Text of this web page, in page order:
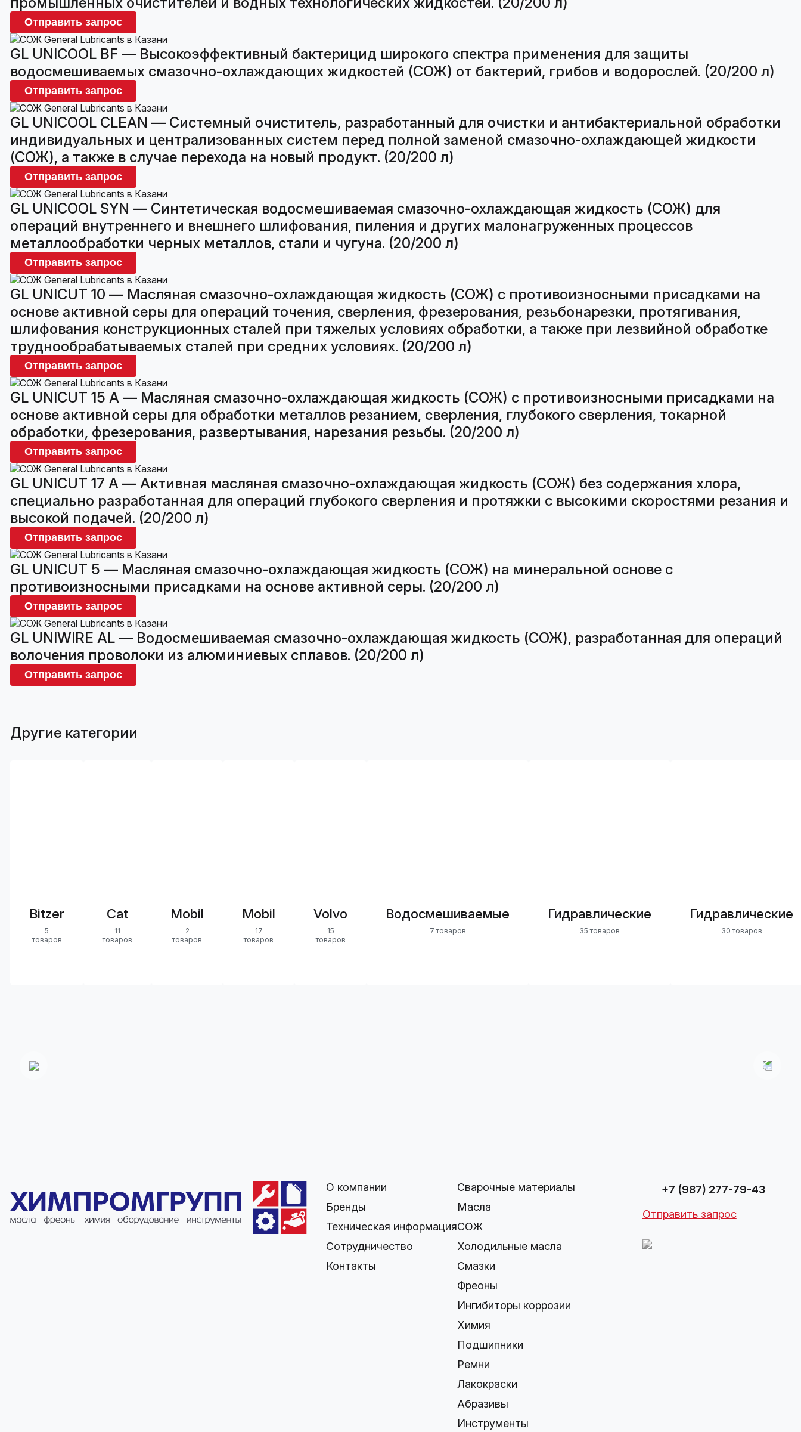
Отправить запрос
GL UNICOOL BF — Высокоэффективный бактерицид широкого спектра применения для защиты
водосмешиваемых смазочно-охлаждающих жидкостей (СОЖ) от бактерий, грибов и водорослей. (20/200 л)
Отправить запрос
GL UNICOOL CLEAN — Системный очиститель, разработанный для очистки и антибактериальной обработки
индивидуальных и централизованных систем перед полной заменой смазочно-охлаждающей жидкости
(СОЖ), а также в случае перехода на новый продукт. (20/200 л)
Отправить запрос
GL UNICOOL SYN — Синтетическая водосмешиваемая смазочно-охлаждающая жидкость (СОЖ) для
операций внутреннего и внешнего шлифования, пиления и других малонагруженных процессов
металлообработки черных металлов, стали и чугуна. (20/200 л)
Отправить запрос
GL UNICUT 10 — Масляная смазочно-охлаждающая жидкость (СОЖ) с противоизносными присадками на
основе активной серы для операций точения, сверления, фрезерования, резьбонарезки, протягивания,
шлифования конструкционных сталей при тяжелых условиях обработки, а также при лезвийной обработке
труднообрабатываемых сталей при средних условиях. (20/200 л)
Отправить запрос
GL UNICUT 15 А — Масляная смазочно-охлаждающая жидкость (СОЖ) с противоизносными присадками на
основе активной серы для обработки металлов резанием, сверления, глубокого сверления, токарной
обработки, фрезерования, развертывания, нарезания резьбы. (20/200 л)
Отправить запрос
GL UNICUT 17 A — Активная масляная смазочно-охлаждающая жидкость (СОЖ) без содержания хлора,
специально разработанная для операций глубокого сверления и протяжки с высокими скоростями резания и
высокой подачей. (20/200 л)
Отправить запрос
GL UNICUT 5 — Масляная смазочно-охлаждающая жидкость (СОЖ) на минеральной основе с
противоизносными присадками на основе активной серы. (20/200 л)
Отправить запрос
GL UNIWIRE AL — Водосмешиваемая смазочно-охлаждающая жидкость (СОЖ), разработанная для операций
волочения проволоки из алюминиевых сплавов. (20/200 л)
Отправить запрос
Другие категории
Bitzer
5
товаров
Cat
11
товаров
Mobil
2
товаров
Mobil
17
товаров
Volvo
15
товаров
Водосмешиваемые
7 товаров
Гидравлические
35 товаров
Гидравлические
30 товаров
О компании
Бренды
Техническая информация
Сотрудничество
Контакты
Сварочные материалы
Масла
СОЖ
Холодильные масла
Смазки
Фреоны
Ингибиторы коррозии
Химия
Подшипники
Ремни
Лакокраски
Абразивы
Инструменты
+7 (987) 277-79-43
Отправить запрос